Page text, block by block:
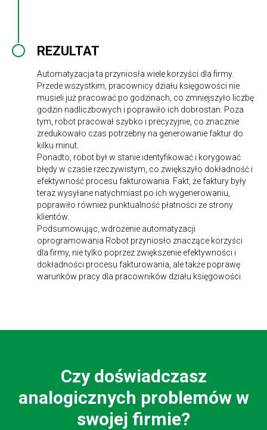
REZULTAT
Automatyzacja ta przyniosła wiele korzyści dla firmy.
Przede wszystkim, pracownicy działu księgowości nie
musieli już pracować po godzinach, co zmniejszyło liczbę
godzin nadliczbowych i poprawiło ich dobrostan. Poza
tym, robot pracował szybko i precyzyjnie, co znacznie
zredukowało czas potrzebny na generowanie faktur do
kilku minut.
Ponadto, robot był w stanie identyfikować i korygować
błędy w czasie rzeczywistym, co zwiększyło dokładność i
efektywność procesu fakturowania. Fakt, że faktury były
teraz wysyłane natychmiast po ich wygenerowaniu,
poprawiło również punktualność płatności ze strony
klientów.
Podsumowując, wdrożenie automatyzacji
oprogramowania Robot przyniosło znaczące korzyści
dla firmy, nie tylko poprzez zwiększenie efektywności i
dokładności procesu fakturowania, ale także poprawę
warunków pracy dla pracowników działu księgowości.
Czy doświadczasz
analogicznych problemów w
swojej firmie?